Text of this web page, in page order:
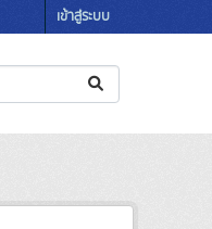
เข้าสู่ระบบ